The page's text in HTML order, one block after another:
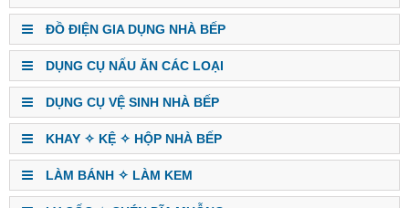
ĐỒ ĐIỆN GIA DỤNG NHÀ BẾP
DỤNG CỤ NẤU ĂN CÁC LOẠI
DỤNG CỤ VỆ SINH NHÀ BẾP
KHAY ✧ KỆ ✧ HỘP NHÀ BẾP
LÀM BÁNH ✧ LÀM KEM